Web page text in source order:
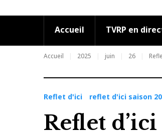
Accueil TVRP en
Accueil 2025 juin 26
Reflet d'ici reflet d'ici saison
Reflet